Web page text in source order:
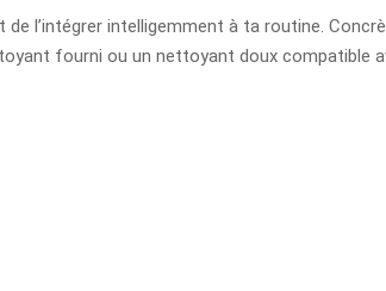
l’intégrer intelligemment à ta routine.
fourni ou un nettoyant doux compatible